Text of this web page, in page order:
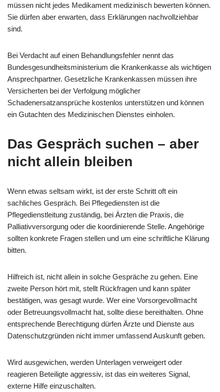
müssen nicht jedes Medikament medizinisch bewerten können.
Sie dürfen aber erwarten, dass Erklärungen nachvollziehbar
sind.
Bei Verdacht auf einen Behandlungsfehler nennt das
Bundesgesundheitsministerium die Krankenkasse als wichtigen
Ansprechpartner. Gesetzliche Krankenkassen müssen ihre
Versicherten bei der Verfolgung möglicher
Schadenersatzansprüche kostenlos unterstützen und können
ein Gutachten des Medizinischen Dienstes einholen.
Das Gespräch suchen – aber
nicht allein bleiben
Wenn etwas seltsam wirkt, ist der erste Schritt oft ein
sachliches Gespräch. Bei Pflegediensten ist die
Pflegedienstleitung zuständig, bei Ärzten die Praxis, die
Palliativversorgung oder die koordinierende Stelle. Angehörige
sollten konkrete Fragen stellen und um eine schriftliche Klärung
bitten.
Hilfreich ist, nicht allein in solche Gespräche zu gehen. Eine
zweite Person hört mit, stellt Rückfragen und kann später
bestätigen, was gesagt wurde. Wer eine Vorsorgevollmacht
oder Betreuungsvollmacht hat, sollte diese bereithalten. Ohne
entsprechende Berechtigung dürfen Ärzte und Dienste aus
Datenschutzgründen nicht immer umfassend Auskunft geben.
Wird ausgewichen, werden Unterlagen verweigert oder
reagieren Beteiligte aggressiv, ist das ein weiteres Signal,
externe Hilfe einzuschalten.